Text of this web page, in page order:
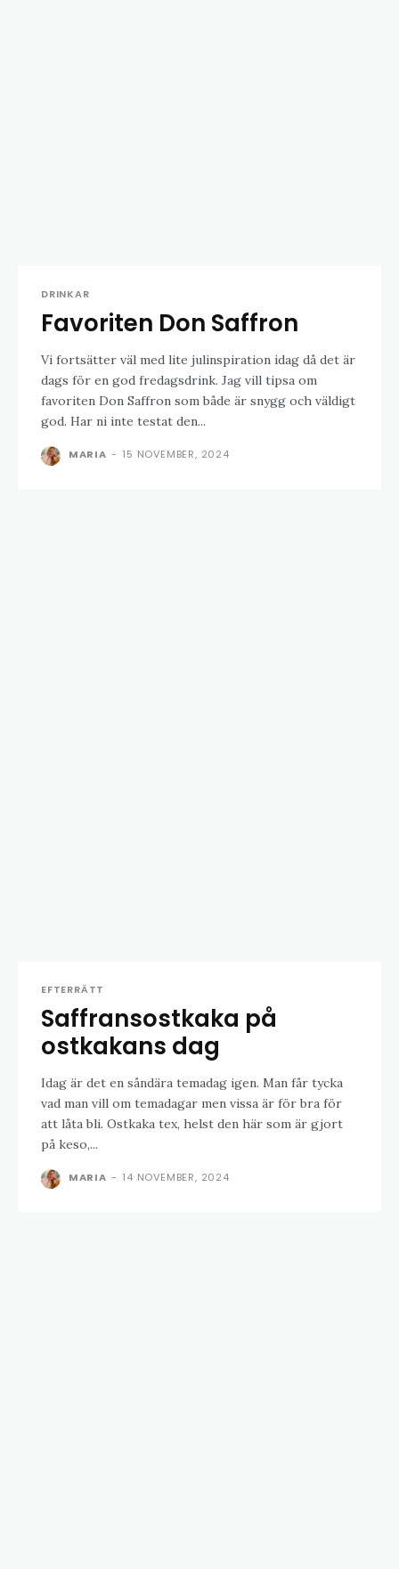
DRINKAR
Favoriten Don Saffron
Vi fortsätter väl med lite julinspiration idag då det är
dags för en god fredagsdrink. Jag vill tipsa om
favoriten Don Saffron som både är snygg och väldigt
god. Har ni inte testat den...
MARIA - 15 NOVEMBER, 2024
EFTERRÄTT
Saffransostkaka på
ostkakans dag
Idag är det en såndära temadag igen. Man får tycka
vad man vill om temadagar men vissa är för bra för
att låta bli. Ostkaka tex, helst den här som är gjort
på keso,...
MARIA - 14 NOVEMBER, 2024